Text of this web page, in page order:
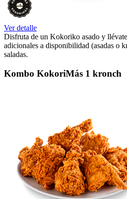
Ver detalle
Disfruta de un Kokoriko asado y
adicionales a disponibilidad (asadas o
saladas.
Kombo KokoriMás 1 kronch